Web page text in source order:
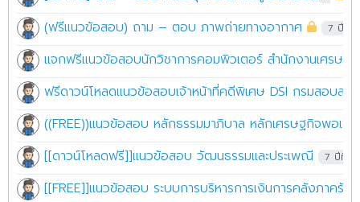
(ฟรีแนวข้อสอบ) ถาม – ตอบ ภาพถ่ายทางอากาศ 7 ปีที่ผ่
แจกฟรีแนวข้อสอบนักวิชาการคอมพิวเตอร์ สำนักงานเศรษฐ
ฟรีดาวน์โหลดแนวข้อสอบเจ้าหน้าที่คดีพิเศษ DSI กรมสอบสว
((FREE))แนวข้อสอบ หลักธรรมมาภิบาล หลักเศรษฐกิจพอ
[[ดาวน์โหลดฟรี]]แนวข้อสอบ วัฒนธรรมและประเพณี
7 ปีที่ผ่า
[[FREE]]แนวข้อสอบ ระบบการบริหารการเงินการคลังภาครัฐ